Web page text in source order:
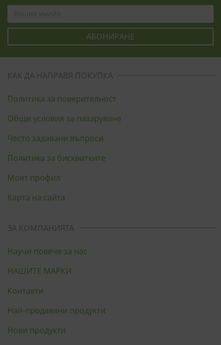
КАК ДА НАПРАВЯ ПОКУПКА
Политика за поверителност
Общи условия за пазаруване
Често задавани въпроси
Политика за бисквитките
Моят профил
Карта на сайта
ЗА КОМПАНИЯТА
Научи повече за нас
НАШИТЕ МАРКИ
Контакти
Най-продавани продукти
Нови продукти